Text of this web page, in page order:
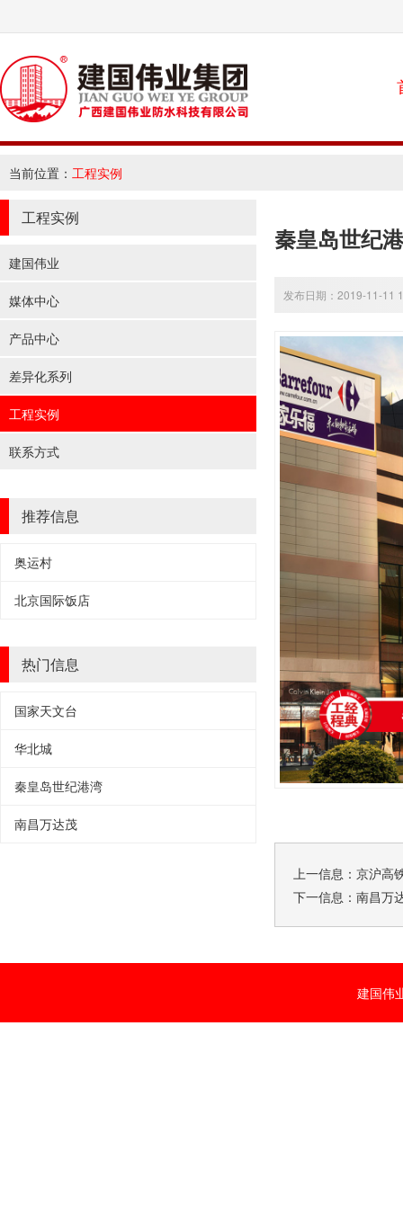
当前位置： 工程实例
工程实例
建国伟业
媒体中心
产品中心
差异化系列
工程实例
联系方式
推荐信息
奥运村
北京国际饭店
热门信息
国家天文台
华北城
秦皇岛世纪港湾
南昌万达茂
秦皇岛世纪
发布日期：2019-11-11
上一信息： 京沪高
下一信息： 南昌万
建国伟